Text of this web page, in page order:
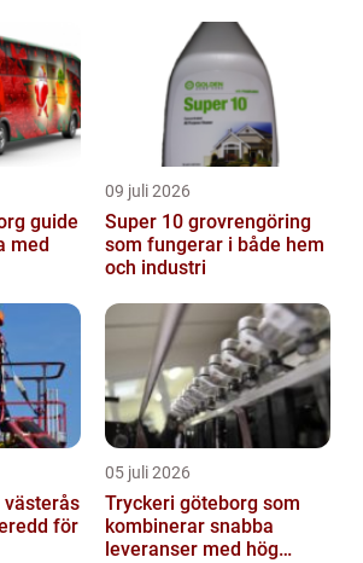
med
09 juli 2026
Super 10 grovrengöring
som fungerar i både hem
och industri
västerås
för
05 juli 2026
Tryckeri göteborg som
kombinerar snabba
leveranser med hög